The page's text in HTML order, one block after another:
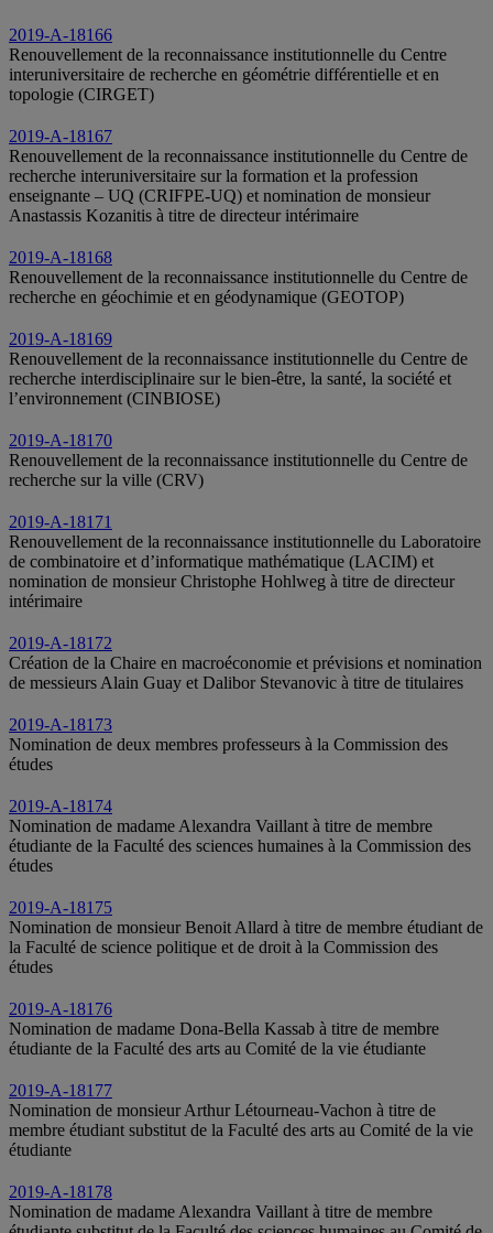
2019-A-18166
Renouvellement de la reconnaissance institutionnelle du Centre
interuniversitaire de recherche en géométrie différentielle et en
topologie (CIRGET)
2019-A-18167
Renouvellement de la reconnaissance institutionnelle du Centre de
recherche interuniversitaire sur la formation et la profession
enseignante – UQ (CRIFPE-UQ) et nomination de monsieur
Anastassis Kozanitis à titre de directeur intérimaire
2019-A-18168
Renouvellement de la reconnaissance institutionnelle du Centre de
recherche en géochimie et en géodynamique (GEOTOP)
2019-A-18169
Renouvellement de la reconnaissance institutionnelle du Centre de
recherche interdisciplinaire sur le bien-être, la santé, la société et
l’environnement (CINBIOSE)
2019-A-18170
Renouvellement de la reconnaissance institutionnelle du Centre de
recherche sur la ville (CRV)
2019-A-18171
Renouvellement de la reconnaissance institutionnelle du Laboratoire
de combinatoire et d’informatique mathématique (LACIM) et
nomination de monsieur Christophe Hohlweg à titre de directeur
intérimaire
2019-A-18172
Création de la Chaire en macroéconomie et prévisions et nomination
de messieurs Alain Guay et Dalibor Stevanovic à titre de titulaires
2019-A-18173
Nomination de deux membres professeurs à la Commission des
études
2019-A-18174
Nomination de madame Alexandra Vaillant à titre de membre
étudiante de la Faculté des sciences humaines à la Commission des
études
2019-A-18175
Nomination de monsieur Benoit Allard à titre de membre étudiant de
la Faculté de science politique et de droit à la Commission des
études
2019-A-18176
Nomination de madame Dona-Bella Kassab à titre de membre
étudiante de la Faculté des arts au Comité de la vie étudiante
2019-A-18177
Nomination de monsieur Arthur Létourneau-Vachon à titre de
membre étudiant substitut de la Faculté des arts au Comité de la vie
étudiante
2019-A-18178
Nomination de madame Alexandra Vaillant à titre de membre